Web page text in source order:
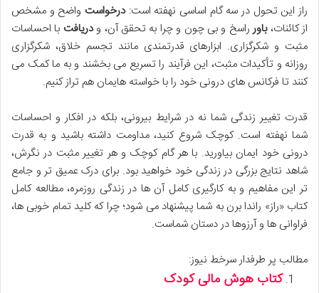
راز این تحول در سه گام اساسی نهفته است:درخواست واضح و مشخص
از کائنات،باورراسخ و بی چون و چرا به تحقق آن، ودریافت با احساسات
مثبت و شکرگزاری. ابزارهای قدرتمندی مانند تجسم خلاق، شکرگزاری
روزانه و تأکیدات مثبت، این فرآیند را تسریع می بخشند و به ما کمک می
کنند تا فرکانس های درونی خود را با خواسته هایمان هم تراز کنیم.
قدرت تغییر زندگی شما نه در شرایط بیرونی، بلکه در افکار و احساسات
شما نهفته است. کوچک شروع کنید، مداومت داشته باشید و به قدرت
درونی خود ایمان بیاورید. با هر گام کوچک و هر تغییر مثبت در نگرش،
شاهد نتایج بزرگی در زندگی خود خواهید بود. برای درک عمیق تر و جامع
تر این مفاهیم و به کارگیری کامل آن ها در زندگی روزمره، مطالعه کامل
کتاب «راز» راندا برن به شما پیشنهاد می شود؛ چرا که کلید تمام خوبی ها،
فراوانی ها و آرزوها در دستان شماست.
مطالب پر طرفدار سرخط نیوز:
کتاب هوش مالی کودک